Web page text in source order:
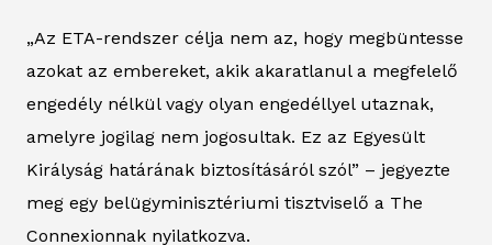
„Az ETA-rendszer célja nem az, hogy megbüntesse
azokat az embereket, akik akaratlanul a megfelelő
engedély nélkül vagy olyan engedéllyel utaznak,
amelyre jogilag nem jogosultak. Ez az Egyesült
Királyság határának biztosításáról szól” – jegyezte
meg egy belügyminisztériumi tisztviselő a The
Connexionnak nyilatkozva.